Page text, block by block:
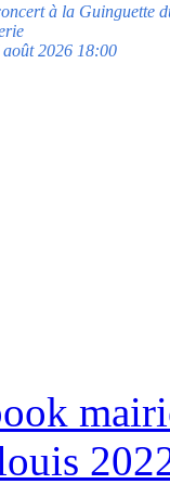
à la Guinguette
2026 18:00